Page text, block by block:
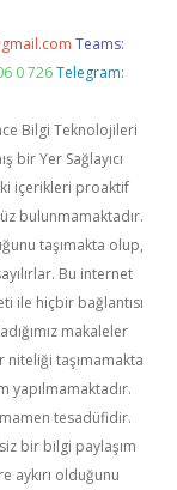
Teams:
0 726 Telegram:
Bilgi Teknolojileri
bir Yer Sağlayıcı
içerikleri proaktif
bulunmamaktadır.
taşımakta olup,
Bu internet
ile hiçbir bağlantısı
makaleler
niteliği taşımamakta
yapılmamaktadır.
tesadüfidir.
bir bilgi paylaşım
aykırı olduğunu